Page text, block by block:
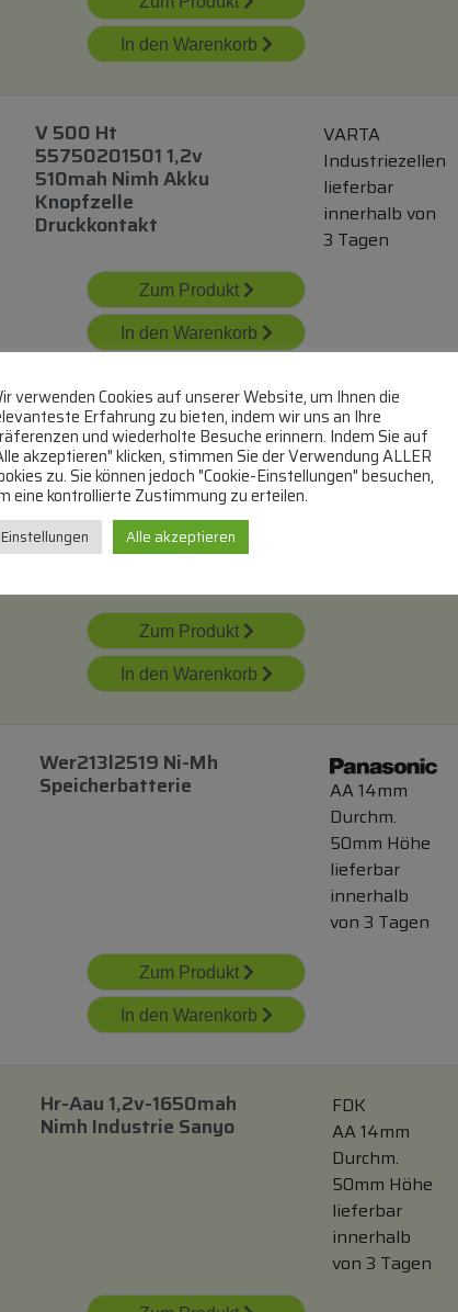
In den Warenkorb
V 500 Ht
55750201501 1,2v
510mah Nimh Akku
Knopfzelle
Druckkontakt
VARTA
Industriezellen
lieferbar
innerhalb von
3 Tagen
Zum Produkt
In den Warenkorb
Vhcs3200 Vh Cs 3200
1,24v 3200mah Nimh
Industrie Saft
SAFT
SUB-C Akku
1,2V
Zum Produkt
In den Warenkorb
Wer213l2519 Ni-Mh
Speicherbatterie
AA 14mm
Durchm.
50mm Höhe
lieferbar
innerhalb
von 3 Tagen
Zum Produkt
In den Warenkorb
Hr-Aau 1,2v-1650mah
Nimh Industrie Sanyo
FDK
AA 14mm
Durchm.
50mm Höhe
lieferbar
innerhalb
von 3 Tagen
verwenden Cookies auf unserer Website, um Ihnen die
Erfahrung zu bieten, indem wir uns an Ihre
und wiederholte Besuche erinnern. Indem Sie auf
akzeptieren" klicken, stimmen Sie der Verwendung ALLER
zu. Sie können jedoch "Cookie-Einstellungen" besuchen,
eine kontrollierte Zustimmung zu erteilen.
Einstellungen Alle akzeptieren